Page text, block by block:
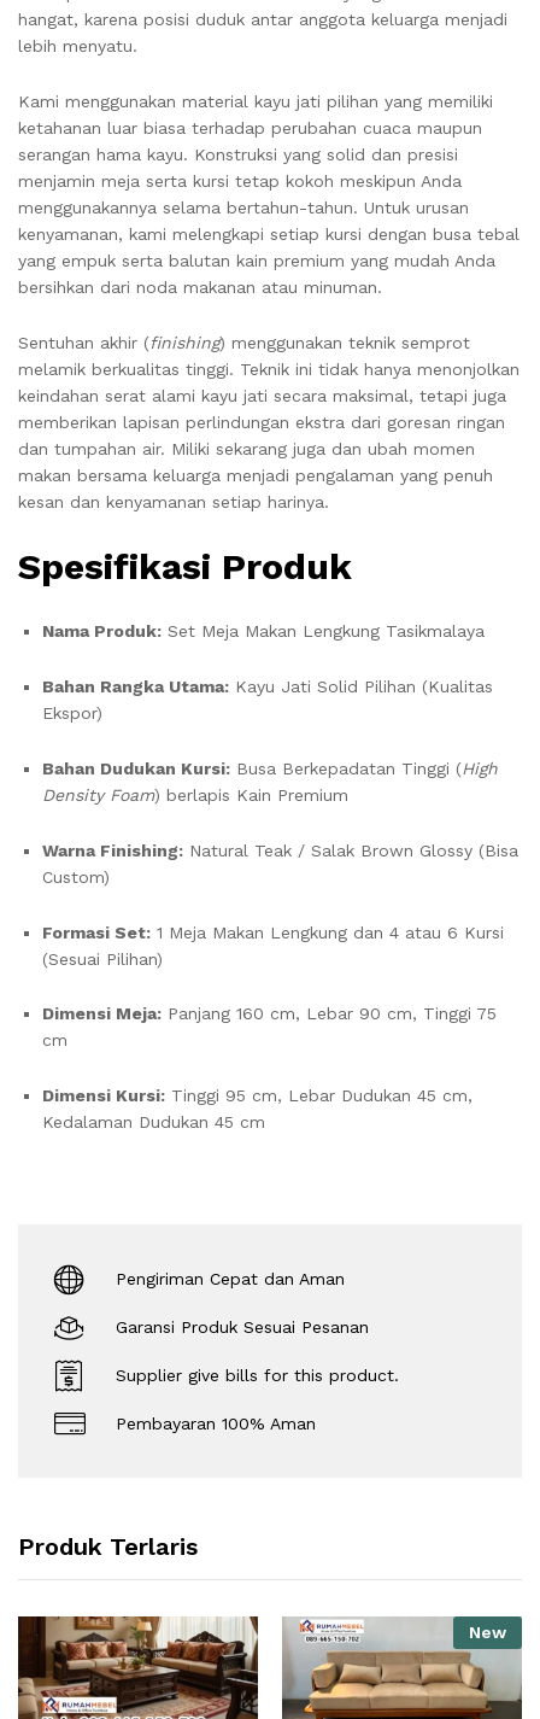
hangat, karena posisi duduk antar anggota keluarga menjadi
lebih menyatu.
Kami menggunakan material kayu jati pilihan yang memiliki
ketahanan luar biasa terhadap perubahan cuaca maupun
serangan hama kayu. Konstruksi yang solid dan presisi
menjamin meja serta kursi tetap kokoh meskipun Anda
menggunakannya selama bertahun-tahun. Untuk urusan
kenyamanan, kami melengkapi setiap kursi dengan busa tebal
yang empuk serta balutan kain premium yang mudah Anda
bersihkan dari noda makanan atau minuman.
Sentuhan akhir (finishing) menggunakan teknik semprot
melamik berkualitas tinggi. Teknik ini tidak hanya menonjolkan
keindahan serat alami kayu jati secara maksimal, tetapi juga
memberikan lapisan perlindungan ekstra dari goresan ringan
dan tumpahan air. Miliki sekarang juga dan ubah momen
makan bersama keluarga menjadi pengalaman yang penuh
kesan dan kenyamanan setiap harinya.
Spesifikasi Produk
Nama Produk: Set Meja Makan Lengkung Tasikmalaya
Bahan Rangka Utama: Kayu Jati Solid Pilihan (Kualitas
Ekspor)
Bahan Dudukan Kursi: Busa Berkepadatan Tinggi (High
Density Foam) berlapis Kain Premium
Warna Finishing: Natural Teak / Salak Brown Glossy (Bisa
Custom)
Formasi Set: 1 Meja Makan Lengkung dan 4 atau 6 Kursi
(Sesuai Pilihan)
Dimensi Meja: Panjang 160 cm, Lebar 90 cm, Tinggi 75
cm
Dimensi Kursi: Tinggi 95 cm, Lebar Dudukan 45 cm,
Kedalaman Dudukan 45 cm
Pengiriman Cepat dan Aman
Garansi Produk Sesuai Pesanan
Supplier give bills for this product.
Pembayaran 100% Aman
Produk Terlaris
New